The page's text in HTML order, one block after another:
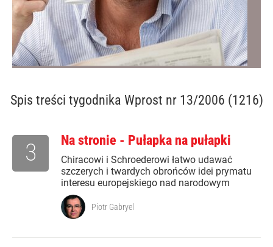
Spis treści tygodnika Wprost nr 13/2006 (1216)
Na stronie - Pułapka na pułapki
Chiracowi i Schroederowi łatwo udawać
szczerych i twardych obrońców idei prymatu
interesu europejskiego nad narodowym
3
Piotr Gabryel